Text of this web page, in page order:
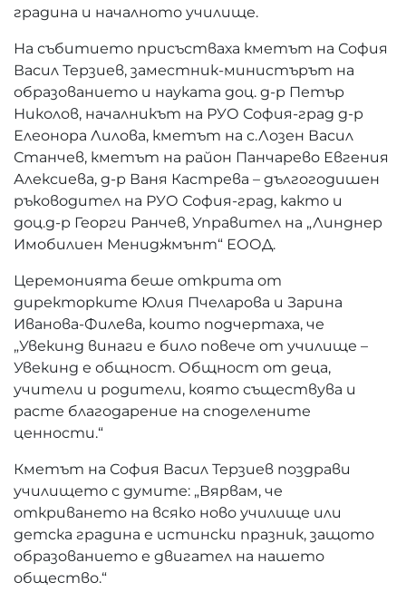
градина и началното училище.
На събитието присъстваха кметът на София
Васил Терзиев, заместник-министърът на
образованието и науката доц. д-р Петър
Николов, началникът на РУО София-град д-р
Елеонора Лилова, кметът на с.Лозен Васил
Станчев, кметът на район Панчарево Евгения
Алексиева, д-р Ваня Кастрева – дългогодишен
ръководител на РУО София-град, както и
доц.д-р Георги Ранчев, Управител на „Линднер
Имобилиен Мениджмънт“ ЕООД.
Церемонията беше открита от
директорките Юлия Пчеларова и Зарина
Иванова-Филева, които подчертаха, че
„Увекинд винаги е било повече от училище –
Увекинд е общност. Общност от деца,
учители и родители, която съществува и
расте благодарение на споделените
ценности.“
Кметът на София Васил Терзиев поздрави
училището с думите: „Вярвам, че
откриването на всяко ново училище или
детска градина е истински празник, защото
образованието е двигател на нашето
общество.“